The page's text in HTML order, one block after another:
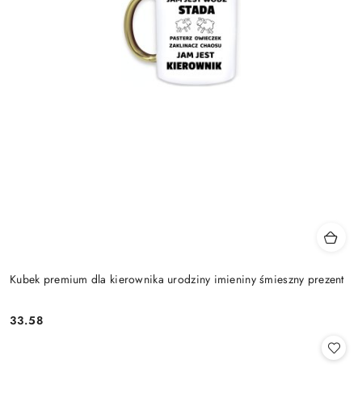
Kubek premium dla kierownika urodziny imieniny śmieszny prezent
Cena:
33.58